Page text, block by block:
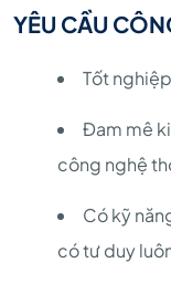
YÊU CẦU
Tốt
Đam mê
công nghệ
Có kỹ
có tư duy